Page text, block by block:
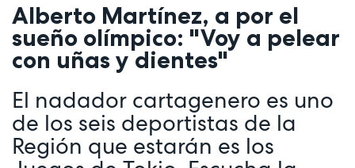
Alberto Martínez, a por el
sueño olímpico: "Voy a pelear
con uñas y dientes"
El nadador cartagenero es uno
de los seis deportistas de la
Región que estarán es los